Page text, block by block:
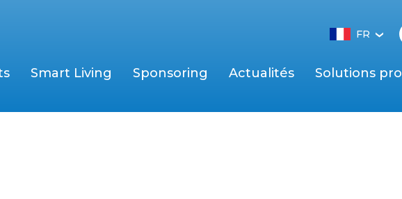
FR‹
Smart Living Sponsoring Actualités Solutions pro